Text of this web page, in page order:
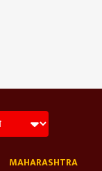
MAHARASHTRA